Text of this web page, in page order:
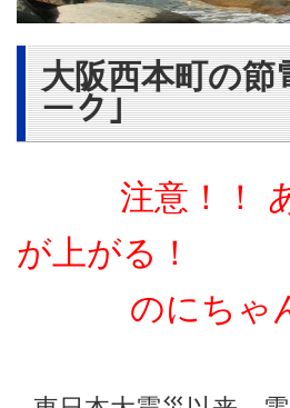
大阪西本町の節
ーク」
注意！！
が上がる！
のにちゃん